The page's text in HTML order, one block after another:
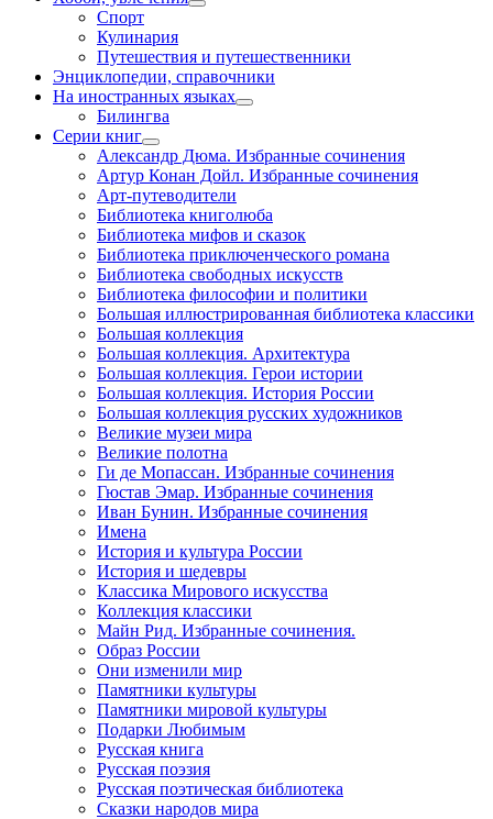
Спорт
Кулинария
Путешествия и путешественники
Энциклопедии, справочники
На иностранных языках
Билингва
Серии книг
Александр Дюма. Избранные сочинения
Артур Конан Дойл. Избранные сочинения
Арт-путеводители
Библиотека книголюба
Библиотека мифов и сказок
Библиотека приключенческого романа
Библиотека свободных искусств
Библиотека философии и политики
Большая иллюстрированная библиотека классики
Большая коллекция
Большая коллекция. Архитектура
Большая коллекция. Герои истории
Большая коллекция. История России
Большая коллекция русских художников
Великие музеи мира
Великие полотна
Ги де Мопассан. Избранные сочинения
Гюстав Эмар. Избранные сочинения
Иван Бунин. Избранные сочинения
Имена
История и культура России
История и шедевры
Классика Мирового искусства
Коллекция классики
Майн Рид. Избранные сочинения.
Образ России
Они изменили мир
Памятники культуры
Памятники мировой культуры
Подарки Любимым
Русская книга
Русская поэзия
Русская поэтическая библиотека
Сказки народов мира